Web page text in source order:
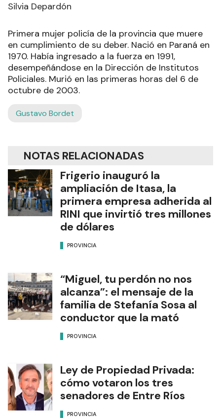
Silvia Depardón
Primera mujer policía de la provincia que muere
en cumplimiento de su deber. Nació en Paraná en
1970. Había ingresado a la fuerza en 1991,
desempeñándose en la Dirección de Institutos
Policiales. Murió en las primeras horas del 6 de
octubre de 2003.
Gustavo Bordet
NOTAS RELACIONADAS
Frigerio inauguró la
ampliación de Itasa, la
primera empresa adherida al
RINI que invirtió tres millones
de dólares
PROVINCIA
“Miguel, tu perdón no nos
alcanza”: el mensaje de la
familia de Stefanía Sosa al
conductor que la mató
PROVINCIA
Ley de Propiedad Privada:
cómo votaron los tres
senadores de Entre Ríos
PROVINCIA